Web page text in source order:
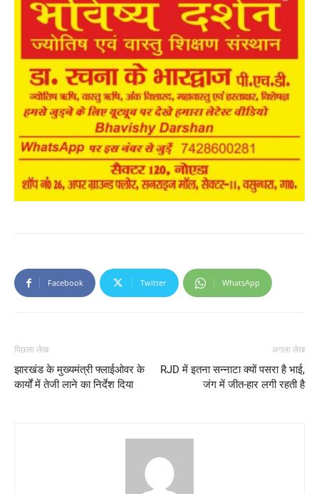
Facebook Twitter WhatsApp
पिछला लेख
झारखंड के मुख्यमंत्री फ्लाईओवर के
कार्यों में तेजी लाने का निर्देश दिया
अगला लेख
RJD में इतना सन्नाटा क्यों पसरा है भाई,
जंग में जीत-हार लगी रहती है